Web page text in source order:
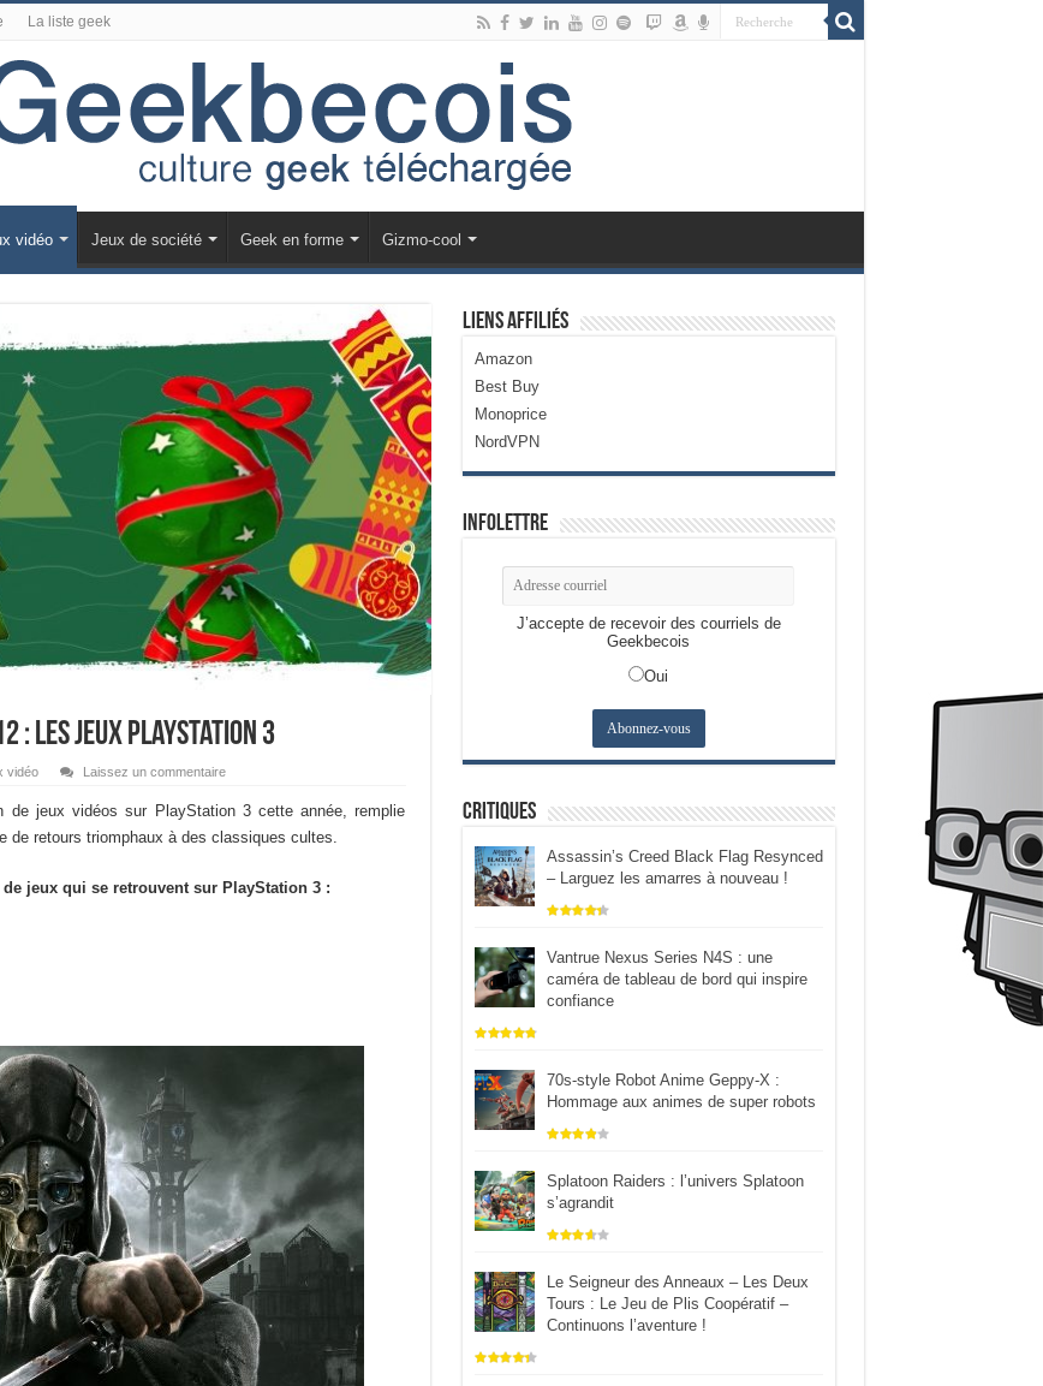
La liste geek
vidéo Jeux de société Geek en forme Gizmo-cool
: Les jeux PlayStation 3
vidéo Laissez un commentaire
jeux vidéos sur PlayStation 3 cette année, remplie
retours triomphaux à des classiques cultes.
jeux qui se retrouvent sur PlayStation 3 :
Liens Affiliés
Amazon
Best Buy
Monoprice
NordVPN
Infolettre
J’accepte de recevoir des courriels de
Geekbecois
Oui
Critiques
Assassin’s Creed Black Flag Resynced
– Larguez les amarres à nouveau !
Vantrue Nexus Series N4S : une
caméra de tableau de bord qui inspire
confiance
70s-style Robot Anime Geppy-X :
Hommage aux animes de super robots
Splatoon Raiders : l’univers Splatoon
s’agrandit
Le Seigneur des Anneaux – Les Deux
Tours : Le Jeu de Plis Coopératif –
Continuons l’aventure !